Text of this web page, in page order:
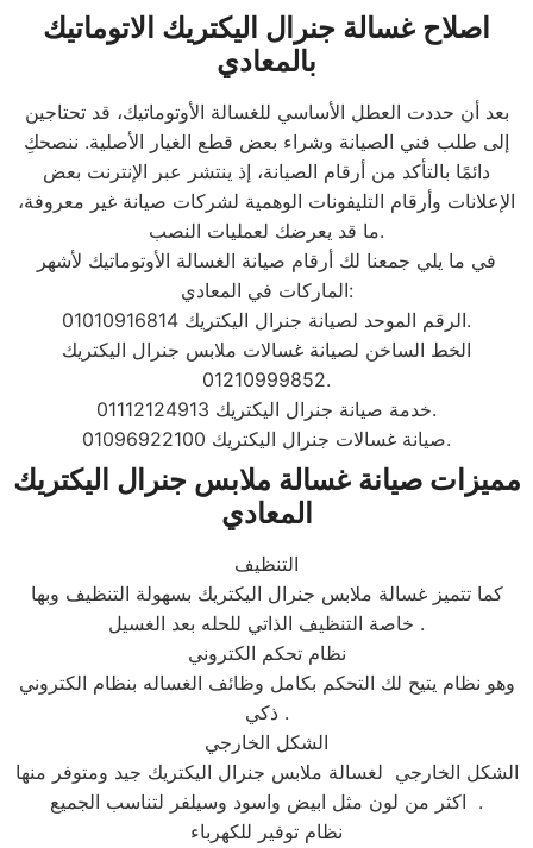
اصلاح غسالة جنرال اليكتريك الاتوماتيك
بالمعادي
بعد أن حددت العطل الأساسي للغسالة الأوتوماتيك، قد تحتاجين
إلى طلب فني الصيانة وشراء بعض قطع الغيار الأصلية. ننصحكِ
دائمًا بالتأكد من أرقام الصيانة، إذ ينتشر عبر الإنترنت بعض
الإعلانات وأرقام التليفونات الوهمية لشركات صيانة غير معروفة،
ما قد يعرضك لعمليات النصب.
في ما يلي جمعنا لك أرقام صيانة الغسالة الأوتوماتيك لأشهر
الماركات في المعادي:
الرقم الموحد لصيانة جنرال اليكتريك 01010916814.
الخط الساخن لصيانة غسالات ملابس جنرال اليكتريك
01210999852.
خدمة صيانة جنرال اليكتريك 01112124913.
صيانة غسالات جنرال اليكتريك 01096922100.
مميزات صيانة غسالة ملابس جنرال اليكتريك
المعادي
التنظيف
كما تتميز غسالة ملابس جنرال اليكتريك بسهولة التنظيف وبها
خاصة التنظيف الذاتي للحله بعد الغسيل .
نظام تحكم الكتروني
وهو نظام يتيح لك التحكم بكامل وظائف الغساله بنظام الكتروني
ذكي .
الشكل الخارجي
الشكل الخارجي لغسالة ملابس جنرال اليكتريك جيد ومتوفر منها
اكثر من لون مثل ابيض واسود وسيلفر لتناسب الجميع .
نظام توفير للكهرباء